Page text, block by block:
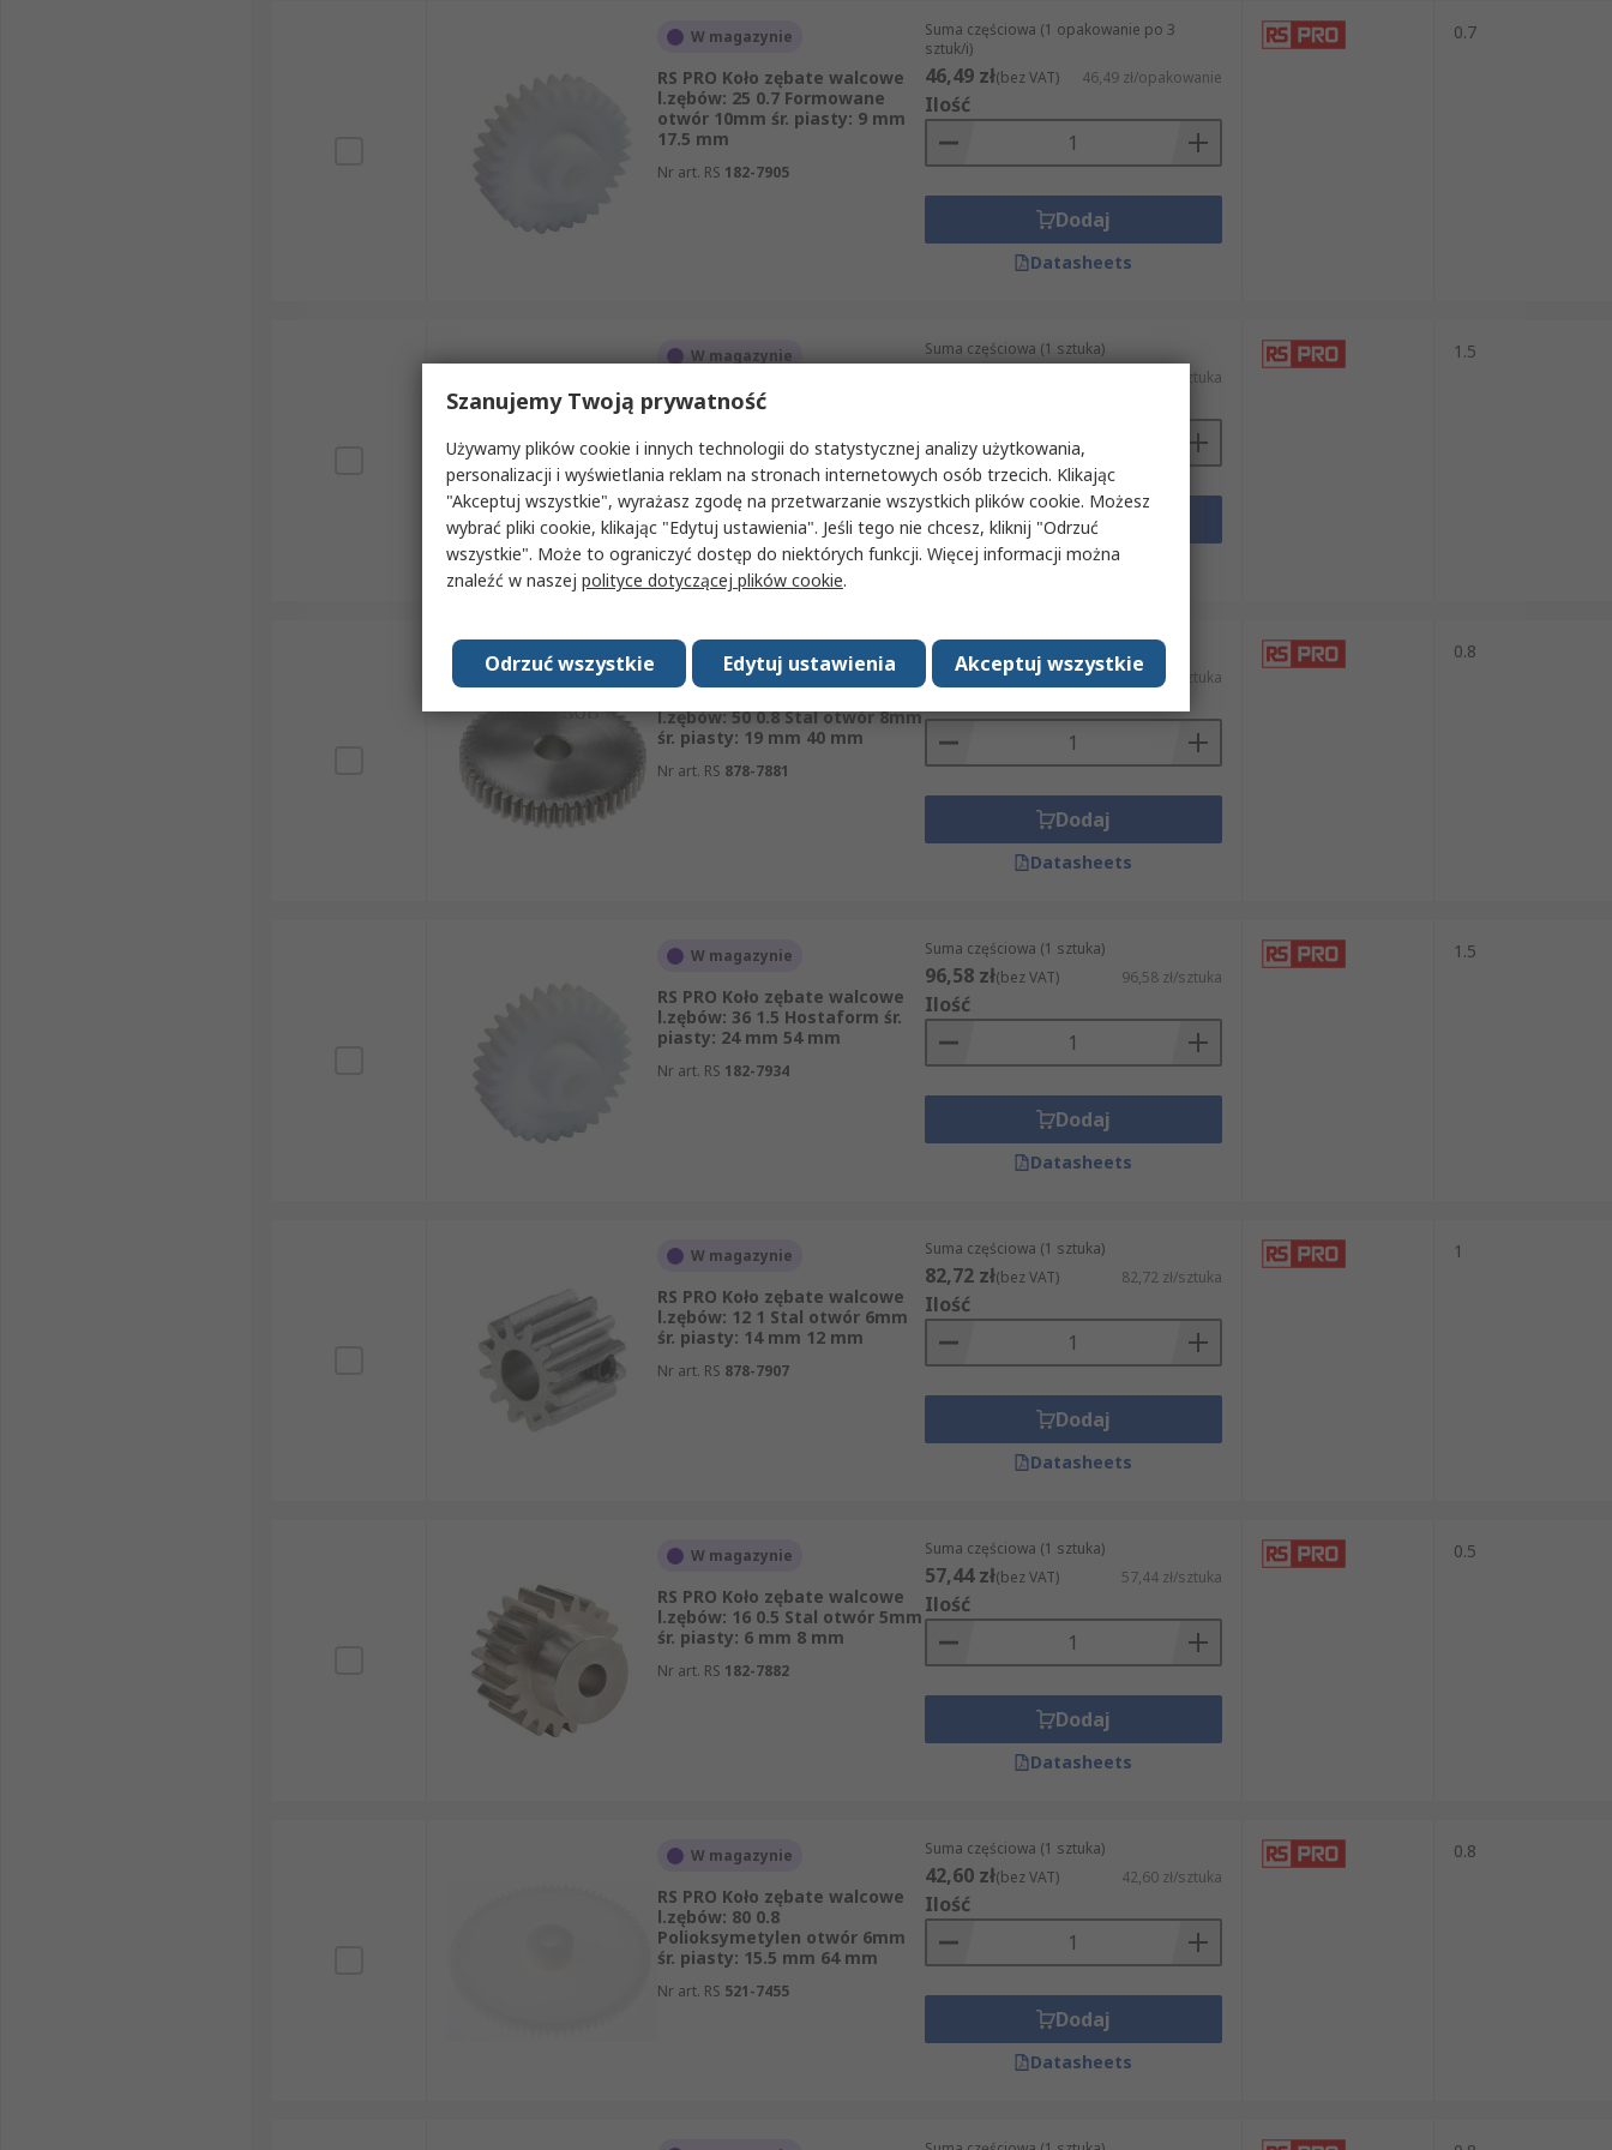
W magazynie
RS PRO Koło zębate walcowe
l.zębów: 25 0.7 Formowane
otwór 10mm śr. piasty: 9 mm
17.5 mm
Nr art. RS 182-7905
Suma częściowa (1 opakowanie po 3
sztuk/i)
46,49 zł(bez VAT) 46,49 zł/opakowanie
Ilość
Dodaj
Datasheets
0.7
W magazynie
RS PRO Koło zębate walcowe
l.zębów: 20 1.5 Stal śr. piasty:
25 mm 30 mm
Nr art. RS 182-7835
Suma częściowa (1 sztuka)
74,58 zł/sztuka
Dodaj
Datasheets
1.5
W magazynie
l.zębów: 50 0.8 Stal otwór 8mm
śr. piasty: 19 mm 40 mm
Nr art. RS 878-7881
Suma częściowa (1 sztuka)
151,07 zł(bez VAT) 151,07 zł/sztuka
Dodaj
Datasheets
0.8
W magazynie
RS PRO Koło zębate walcowe
l.zębów: 36 1.5 Hostaform śr.
piasty: 24 mm 54 mm
Nr art. RS 182-7934
Suma częściowa (1 sztuka)
96,58 zł(bez VAT) 96,58 zł/sztuka
Ilość
Dodaj
Datasheets
1.5
W magazynie
RS PRO Koło zębate walcowe
l.zębów: 12 1 Stal otwór 6mm
śr. piasty: 14 mm 12 mm
Nr art. RS 878-7907
Suma częściowa (1 sztuka)
82,72 zł(bez VAT) 82,72 zł/sztuka
Ilość
Dodaj
Datasheets
1
W magazynie
RS PRO Koło zębate walcowe
l.zębów: 16 0.5 Stal otwór 5mm
śr. piasty: 6 mm 8 mm
Nr art. RS 182-7882
Suma częściowa (1 sztuka)
57,44 zł(bez VAT) 57,44 zł/sztuka
Ilość
Dodaj
Datasheets
0.5
W magazynie
RS PRO Koło zębate walcowe
l.zębów: 80 0.8
Polioksymetylen otwór 6mm
śr. piasty: 15.5 mm 64 mm
Nr art. RS 521-7455
Suma częściowa (1 sztuka)
42,60 zł(bez VAT) 42,60 zł/sztuka
Ilość
Dodaj
Datasheets
0.8
Szanujemy Twoją prywatność
Używamy plików cookie i innych technologii do statystycznej analizy użytkowania,
personalizacji i wyświetlania reklam na stronach internetowych osób trzecich. Klikając
"Akceptuj wszystkie", wyrażasz zgodę na przetwarzanie wszystkich plików cookie. Możesz
wybrać pliki cookie, klikając "Edytuj ustawienia". Jeśli tego nie chcesz, kliknij "Odrzuć
wszystkie". Może to ograniczyć dostęp do niektórych funkcji. Więcej informacji można
znaleźć w naszej polityce dotyczącej plików cookie.
Akceptuj wszystkie
Edytuj ustawienia
Odrzuć wszystkie